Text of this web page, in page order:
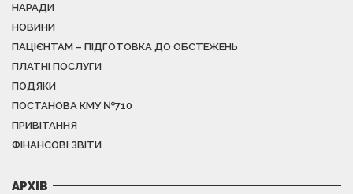
НАРАДИ
НОВИНИ
ПАЦІЄНТАМ – ПІДГОТОВКА ДО ОБСТЕЖЕНЬ
ПЛАТНІ ПОСЛУГИ
ПОДЯКИ
ПОСТАНОВА КМУ №710
ПРИВІТАННЯ
ФІНАНСОВІ ЗВІТИ
АРХІВ